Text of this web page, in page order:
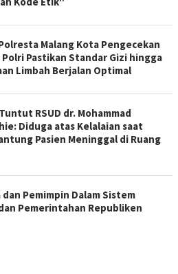
Malang Kota Pengecekan
Polri Pastikan Standar Gizi hingga
Limbah Berjalan Optimal
RSUD dr. Mohammad
Diduga atas Kelalaian saat
Pasien Meninggal di Ruang
dan Pemimpin Dalam Sistem
Pemerintahan Republiken